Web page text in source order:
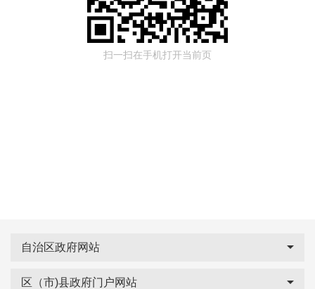
扫一扫在手机打开当前页
自治区政府网站
区（市)县政府门户网站